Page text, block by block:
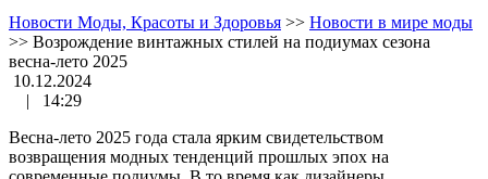
Новости Моды, Красоты и Здоровья >> Новости в мире моды
>> Возрождение винтажных стилей на подиумах сезона
весна-лето 2025
10.12.2024
|
14:29
Весна-лето 2025 года стала ярким свидетельством
возвращения модных тенденций прошлых эпох на